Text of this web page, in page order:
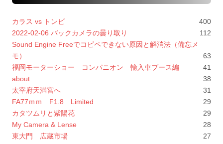
カラス vs トンビ
400
2022-02-06 バックカメラの曇り取り
112
Sound Engine Freeでコピペできない原因と解消法（備忘メ
モ）
63
福岡モーターショー コンパニオン 輸入車ブース編
41
about
38
太宰府天満宮へ
31
FA77ｍｍ F1.8 Limited
29
カタツムリと紫陽花
29
My Camera & Lense
28
東大門 広蔵市場
27